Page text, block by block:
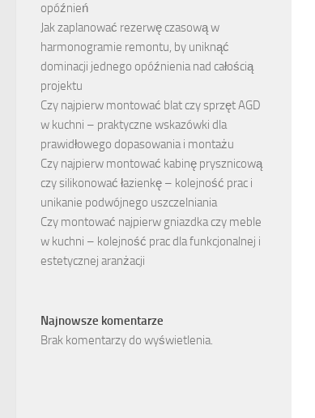
opóźnień
Jak zaplanować rezerwę czasową w
harmonogramie remontu, by uniknąć
dominacji jednego opóźnienia nad całością
projektu
Czy najpierw montować blat czy sprzęt AGD
w kuchni – praktyczne wskazówki dla
prawidłowego dopasowania i montażu
Czy najpierw montować kabinę prysznicową
czy silikonować łazienkę – kolejność prac i
unikanie podwójnego uszczelniania
Czy montować najpierw gniazdka czy meble
w kuchni – kolejność prac dla funkcjonalnej i
estetycznej aranżacji
Najnowsze komentarze
Brak komentarzy do wyświetlenia.